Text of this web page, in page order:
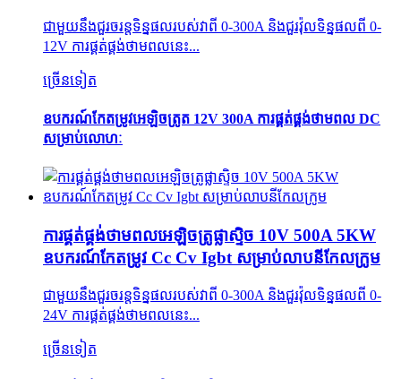
ជាមួយនឹងជួរចរន្តទិន្នផលរបស់វាពី 0-300A និងជួរវ៉ុលទិន្នផលពី 0-
12V ការផ្គត់ផ្គង់ថាមពលនេះ...
ច្រើនទៀត
ឧបករណ៍កែតម្រូវអេឡិចត្រូត 12V 300A ការផ្គត់ផ្គង់ថាមពល DC
សម្រាប់លោហៈ
ការផ្គត់ផ្គង់ថាមពលអេឡិចត្រូផ្លាស្ទិច 10V 500A 5KW
ឧបករណ៍កែតម្រូវ Cc Cv Igbt សម្រាប់លាបនីកែលក្រូម
ជាមួយនឹងជួរចរន្តទិន្នផលរបស់វាពី 0-300A និងជួរវ៉ុលទិន្នផលពី 0-
24V ការផ្គត់ផ្គង់ថាមពលនេះ...
ច្រើនទៀត